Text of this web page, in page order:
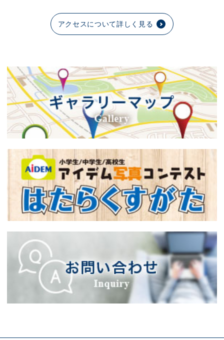
アクセスについて詳しく見る